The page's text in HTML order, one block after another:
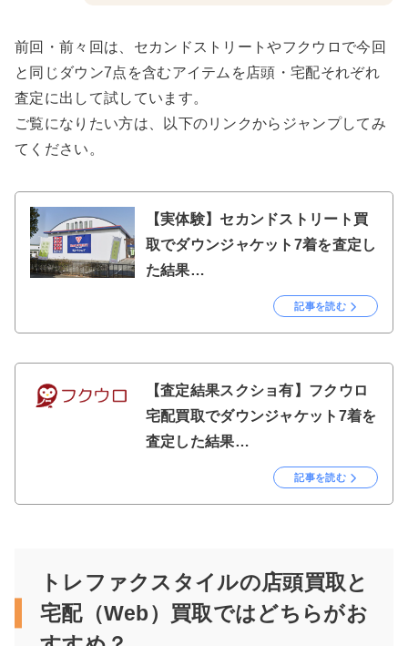
前回・前々回は、セカンドストリートやフクウロで今回
と同じダウン7点を含むアイテムを店頭・宅配それぞれ
査定に出して試しています。
ご覧になりたい方は、以下のリンクからジャンプしてみ
てください。
【実体験】セカンドストリート買
取でダウンジャケット7着を査定し
た結果…
記事を読む
【査定結果スクショ有】フクウロ
宅配買取でダウンジャケット7着を
査定した結果…
記事を読む
トレファクスタイルの店頭買取と
宅配（Web）買取ではどちらがお